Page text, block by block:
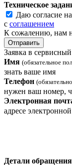
Техническое
Даю согласие
с соглашением
К сожалению, нам
Отправить
Заявка в
Имя (обязательное
знать ваше имя
Телефон
нужен ваш номер,
Электронная
адресе
Детали обращения